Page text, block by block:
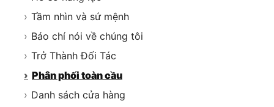
› Tầm nhìn và sứ mệnh
› Báo chí nói về chúng tôi
› Trở Thành Đối Tác
› Phân phối toàn cầu
› Danh sách cửa hàng